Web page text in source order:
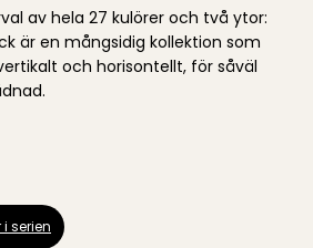
av hela 27 kulörer och två ytor:
är en mångsidig kollektion som
och horisontellt, för såväl
serien